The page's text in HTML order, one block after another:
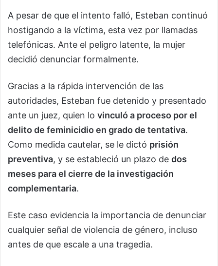
A pesar de que el intento falló, Esteban continuó
hostigando a la víctima, esta vez por llamadas
telefónicas. Ante el peligro latente, la mujer
decidió denunciar formalmente.
Gracias a la rápida intervención de las
autoridades, Esteban fue detenido y presentado
ante un juez, quien lo vinculó a proceso por el
delito de feminicidio en grado de tentativa.
Como medida cautelar, se le dictó prisión
preventiva, y se estableció un plazo de dos
meses para el cierre de la investigación
complementaria.
Este caso evidencia la importancia de denunciar
cualquier señal de violencia de género, incluso
antes de que escale a una tragedia.